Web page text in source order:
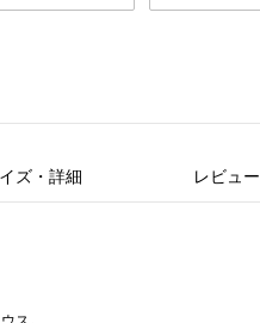
ズ・詳細 レビュー